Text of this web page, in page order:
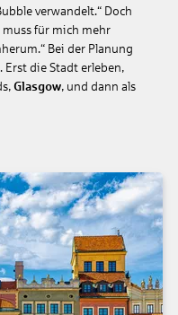
verwandelt.“ Doch
muss für mich mehr
Bei der Planung
Erst die Stadt erleben,
Glasgow, und dann als